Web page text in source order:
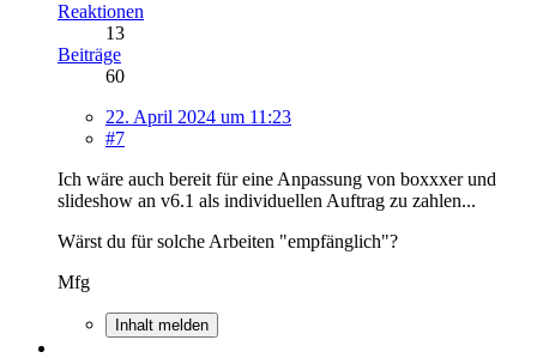
Reaktionen
13
Beiträge
60
22. April 2024 um 11:23
#7
Ich wäre auch bereit für eine Anpassung von boxxxer und
slideshow an v6.1 als individuellen Auftrag zu zahlen...
Wärst du für solche Arbeiten "empfänglich"?
Mfg
Inhalt melden